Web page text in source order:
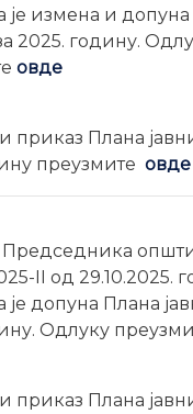
је измена и допуна
2025. годину.
овде
приказ Плана
преузмите овде
II од 29.10.2025.
допуна Плана
Одлуку
приказ Плана